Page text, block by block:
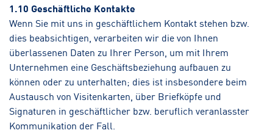
1.10 Geschäftliche Kontakte
Wenn Sie mit uns in geschäftlichem Kontakt stehen bzw.
dies beabsichtigen, verarbeiten wir die von Ihnen
überlassenen Daten zu Ihrer Person, um mit Ihrem
Unternehmen eine Geschäftsbeziehung aufbauen zu
können oder zu unterhalten; dies ist insbesondere beim
Austausch von Visitenkarten, über Briefköpfe und
Signaturen in geschäftlicher bzw. beruflich veranlasster
Kommunikation der Fall.